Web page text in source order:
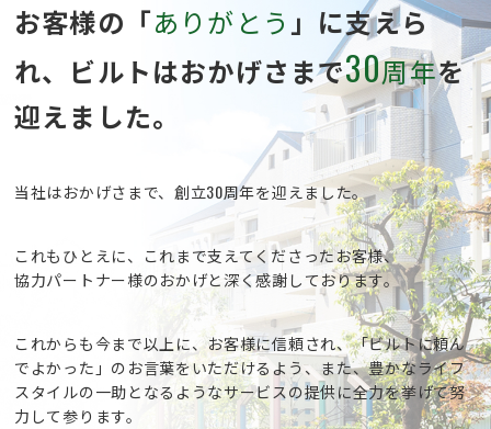
お客様の「ありがとう」に支えら
れ、 ビルトはおかげさまで30周年を
迎えました。
当社はおかげさまで、創立30周年を迎えました。
これもひとえに、これまで支えてくださったお客様、
協力パートナー様のおかげと深く感謝しております。
これからも今まで以上に、お客様に信頼され、「ビルトに頼ん
でよかった」のお言葉をいただけるよう、 また、豊かなライフ
スタイルの一助となるようなサービスの提供に全力を挙げて努
力して参ります。